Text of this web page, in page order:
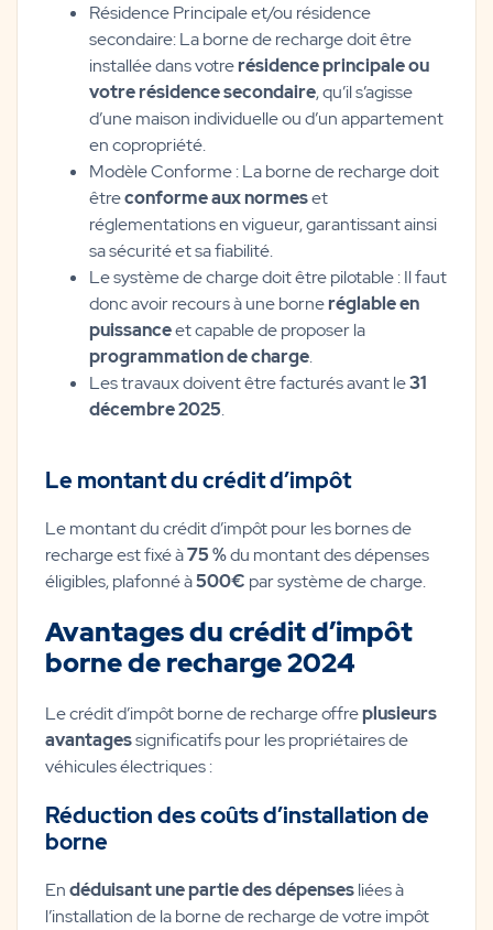
Résidence Principale et/ou résidence
secondaire: La borne de recharge doit être
installée dans votrerésidence principale ou
votre résidence secondaire, qu’il s’agisse
d’une maison individuelle ou d’un appartement
en copropriété.
Modèle Conforme : La borne de recharge doit
êtreconforme aux normeset
réglementations en vigueur, garantissant ainsi
sa sécurité et sa fiabilité.
Le système de charge doit être pilotable : Il faut
donc avoir recours à une borneréglable en
puissanceet capable de proposer la
programmation de charge.
Les travaux doivent être facturés avant le31
décembre 2025.
Le montant du crédit d’impôt
Le montant du crédit d’impôt pour les bornes de
recharge est fixé à75 %du montant des dépenses
éligibles, plafonné à500€ par système de charge.
Avantages du crédit d’impôt
borne de recharge 2024
Le crédit d’impôt borne de recharge offreplusieurs
avantagessignificatifs pour les propriétaires de
véhicules électriques :
Réduction des coûts d’installation de
borne
Endéduisant une partie des dépensesliées à
l’installation de la borne de recharge de votre impôt